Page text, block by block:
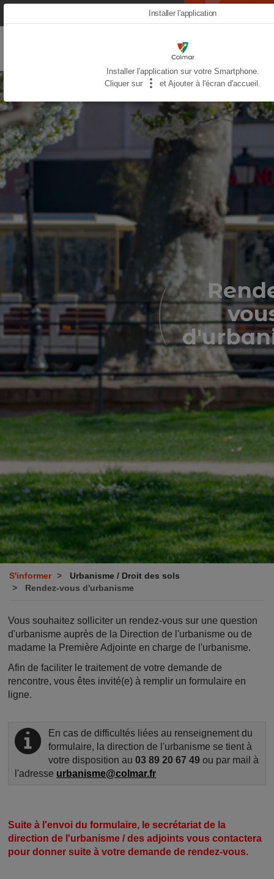
Aller
COLMAR
YOU
-
-
MOBILE
S'informer
Urbanisme / Droit des sols
Rendez-vous d'urbanisme
Vous souhaitez solliciter un rendez-vous sur une question
d'urbanisme auprès de la Direction de l'urbanisme ou de
madame la Première Adjointe en charge de l'urbanisme.
Afin de faciliter le traitement de votre demande de
rencontre, vous êtes invité(e) à remplir un formulaire en
ligne.
En cas de difficultés liées au renseignement du
formulaire, la direction de l'urbanisme se tient à
votre disposition au03 89 20 67 49 ou par mail à
l'adresse urbanisme@colmar.fr
Suite à l'envoi du formulaire, le secrétariat de la
direction de l'urbanisme / des adjoints vous contactera
pour donner suite à votre demande de rendez-vous.
Installer l'application
Installer l'application sur votre Smartphone.
Cliquer sur
et Ajouter à l'écran d'accueil.